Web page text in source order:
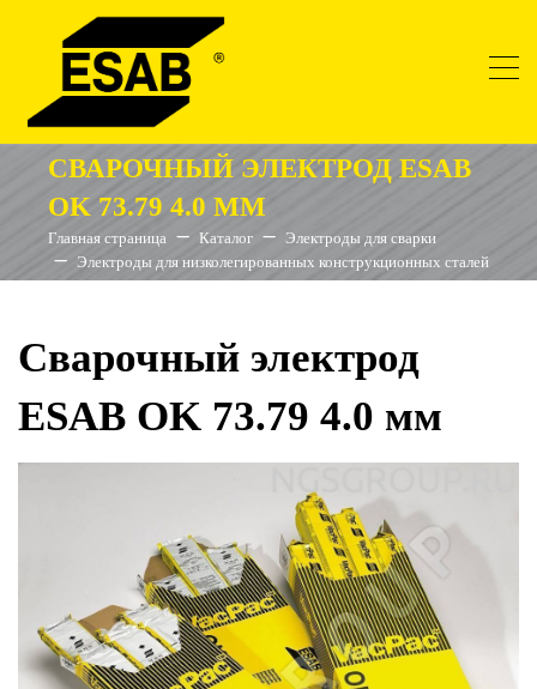
СВАРОЧНЫЙ ЭЛЕКТРОД ESAB
OK 73.79 4.0 ММ
Главная страница Каталог
Электроды для сварки
Электроды для низколегированных конструкционных сталей
Сварочный электрод
ESAB OK 73.79 4.0 мм